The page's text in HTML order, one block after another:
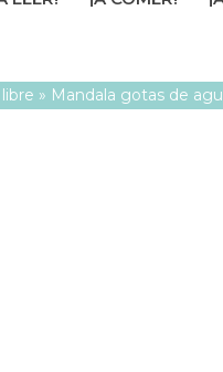
» Mandala gotas de